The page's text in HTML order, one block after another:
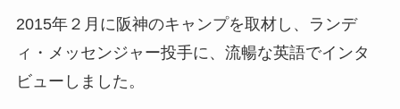
2015年２月に阪神のキャンプを取材し、ランデ
ィ・メッセンジャー投手に、流暢な英語でインタ
ビューしました。